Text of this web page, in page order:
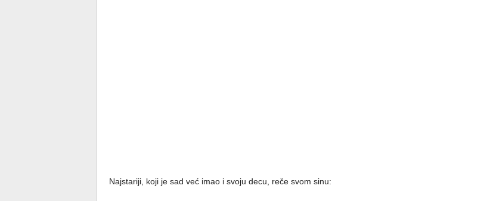
Najstariji, koji je sad već imao i svoju decu, reče svom sinu: